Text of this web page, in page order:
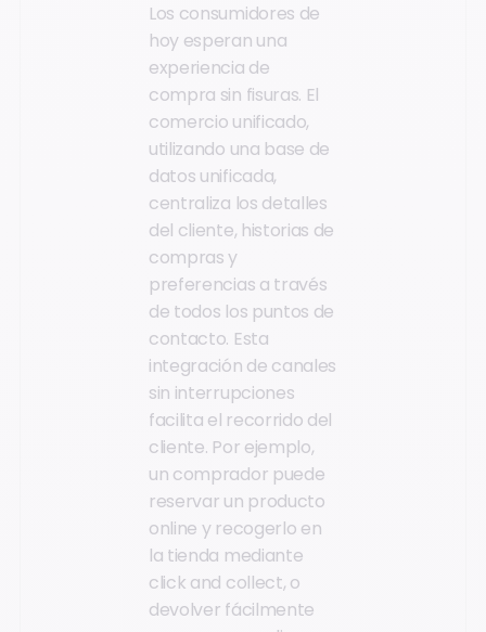
Los consumidores de
hoy esperan una
experiencia de
compra sin fisuras. El
comercio unificado,
utilizando una base de
datos unificada,
centraliza los detalles
del cliente, historias de
compras y
preferencias a través
de todos los puntos de
contacto. Esta
integración de canales
sin interrupciones
facilita el recorrido del
cliente. Por ejemplo,
un comprador puede
reservar un producto
online y recogerlo en
la tienda mediante
click and collect, o
devolver fácilmente